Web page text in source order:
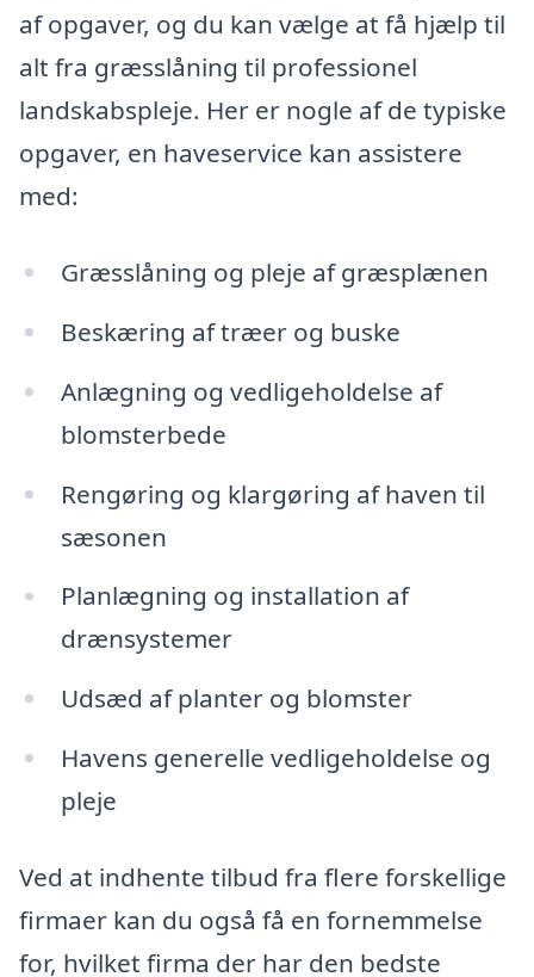
af opgaver, og du kan vælge at få hjælp til
alt fra græsslåning til professionel
landskabspleje. Her er nogle af de typiske
opgaver, en haveservice kan assistere
med:
Græsslåning og pleje af græsplænen
Beskæring af træer og buske
Anlægning og vedligeholdelse af
blomsterbede
Rengøring og klargøring af haven til
sæsonen
Planlægning og installation af
drænsystemer
Udsæd af planter og blomster
Havens generelle vedligeholdelse og
pleje
Ved at indhente tilbud fra flere forskellige
firmaer kan du også få en fornemmelse
for, hvilket firma der har den bedste